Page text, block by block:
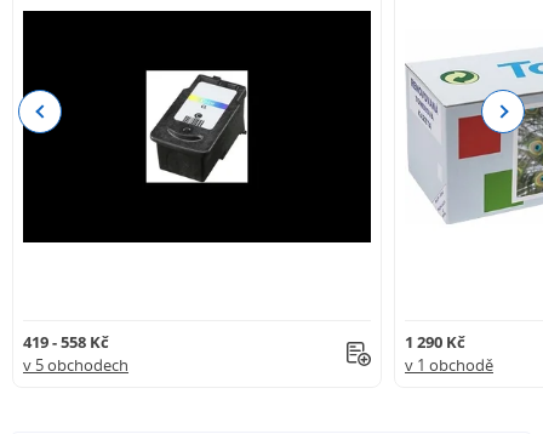
419 - 558 Kč
v 5 obchodech
1 290 Kč
v 1 obchodě
Previous Next